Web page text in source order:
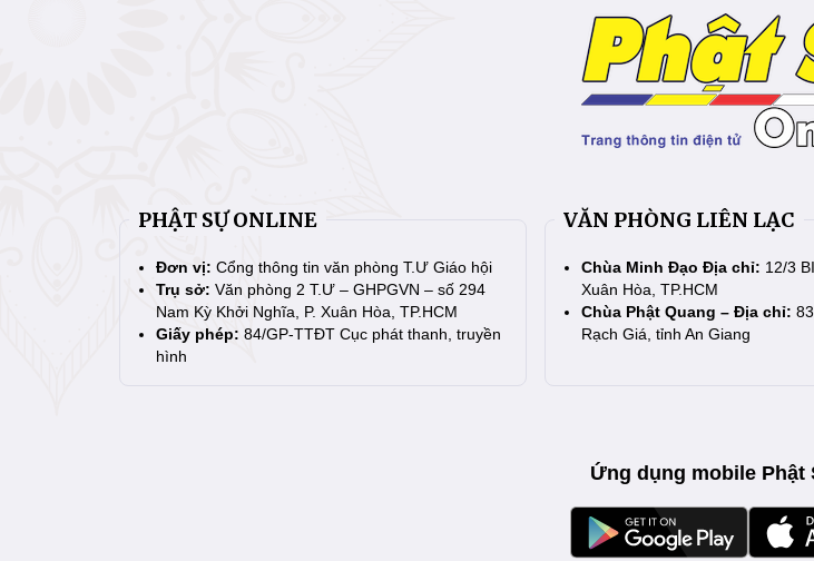
PHẬT SỰ ONLINE
Đơn vị: Cổng thông tin văn phòng T.Ư Giáo hội
Trụ sở: Văn phòng 2 T.Ư – GHPGVN – số 294
Nam Kỳ Khởi Nghĩa, P. Xuân Hòa, TP.HCM
Giấy phép: 84/GP-TTĐT Cục phát thanh, truyền
hình
VĂN PHÒNG LIÊN LẠC
Chùa Minh Đạo Địa chỉ: 12/3
Xuân Hòa, TP.HCM
Chùa Phật Quang – Địa chỉ:
Rạch Giá, tỉnh An Giang
Ứng dụng mobile Phật